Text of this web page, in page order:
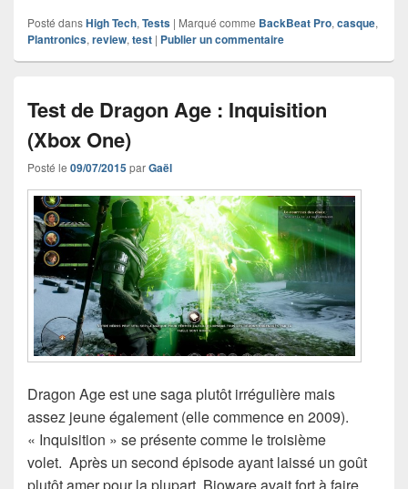
Posté dansHigh Tech,Tests | Marqué comme BackBeat Pro,casque,
Plantronics,review,test | Publier un commentaire
Test de Dragon Age : Inquisition
(Xbox One)
Posté le 09/07/2015parGaël
Dragon Age est une saga plutôt irrégulière mais
assez jeune également (elle commence en 2009).
« Inquisition » se présente comme le troisième
volet. Après un second épisode ayant laissé un goût
plutôt amer pour la plupart, Bioware avait fort à faire